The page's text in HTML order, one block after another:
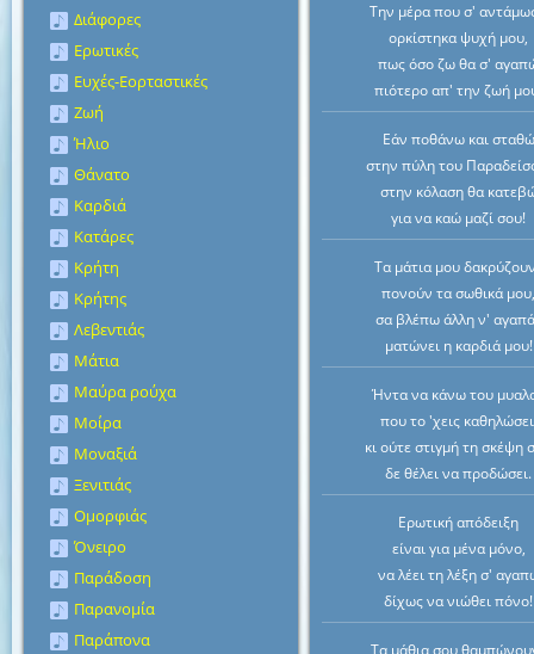
Διάφορες
Ερωτικές
Ευχές-Εορταστικές
Ζωή
Ήλιο
Θάνατο
Καρδιά
Κατάρες
Κρήτη
Κρήτης
Λεβεντιάς
Μάτια
Μαύρα ρούχα
Μοίρα
Μοναξιά
Ξενιτιάς
Ομορφιάς
Όνειρο
Παράδοση
Παρανομία
Παράπονα
Την μέρα που σ'
ορκίστηκα ψυχή μου,
πως όσο ζω θα σ'
πιότερο απ' την ζωή
Εάν ποθάνω και σταθώ
στην πύλη του
στην κόλαση θα
για να καώ μαζί σου!
Τα μάτια μου
πονούν τα σωθικά
σα βλέπω άλλη ν'
ματώνει η καρδιά μου!
Ήντα να κάνω του
που το 'χεις
κι ούτε στιγμή τη σκέψη
δε θέλει να προδώσει.
Ερωτική απόδειξη
είναι για μένα μόνο,
να λέει τη λέξη σ'
δίχως να νιώθει πόνο!
Τα μάθια σου